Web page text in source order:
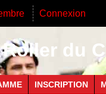
Connexion
du
INSCRIPTION